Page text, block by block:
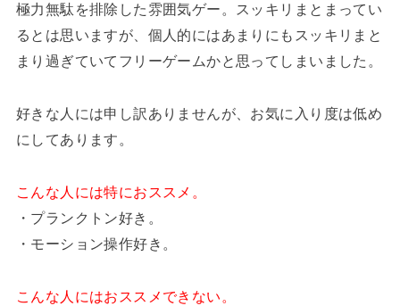
極力無駄を排除した雰囲気ゲー。スッキリまとまってい
るとは思いますが、個人的にはあまりにもスッキリまと
まり過ぎていてフリーゲームかと思ってしまいました。
好きな人には申し訳ありませんが、お気に入り度は低め
にしてあります。
こんな人には特におススメ。
・プランクトン好き。
・モーション操作好き。
こんな人にはおススメできない。